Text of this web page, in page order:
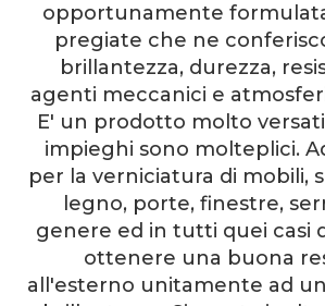
opportunamente
pregiate che ne
brillantezza, durezza,
agenti meccanici e
E' un prodotto molto
impieghi sono molteplici.
per la verniciatura di mobili,
legno, porte, finestre,
genere ed in tutti quei casi
ottenere una buona
all'esterno unitamente ad